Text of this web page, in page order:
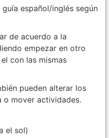
español/inglés según
de acuerdo a la
empezar en otro
con las mismas
pueden alterar los
o mover actividades.
el sol)